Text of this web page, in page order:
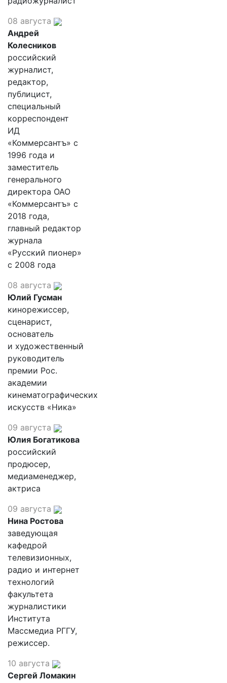
08 августа
Андрей
Колесников
российский
журналист,
редактор,
публицист,
специальный
корреспондент
ИД
«Коммерсантъ» с
1996 года и
заместитель
генерального
директора ОАО
«Коммерсантъ» с
2018 года,
главный редактор
журнала
«Русский пионер»
с 2008 года
08 августа
Юлий Гусман
кинорежиссер,
сценарист,
основатель
и художественный
руководитель
премии Рос.
академии
кинематографических
искусств «Ника»
09 августа
Юлия Богатикова
российский
продюсер,
медиаменеджер,
актриса
09 августа
Нина Ростова
заведующая
кафедрой
телевизионных,
радио и интернет
технологий
факультета
журналистики
Института
Массмедиа РГГУ,
режиссер.
10 августа
Сергей Ломакин